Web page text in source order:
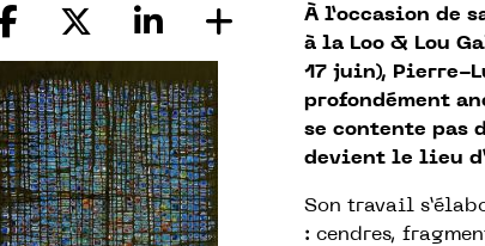
À l’occasion de
à la Loo & Lou
17 juin), Pierre-
profondément
se contente pas
devient le lieu
Son travail
: cendres,